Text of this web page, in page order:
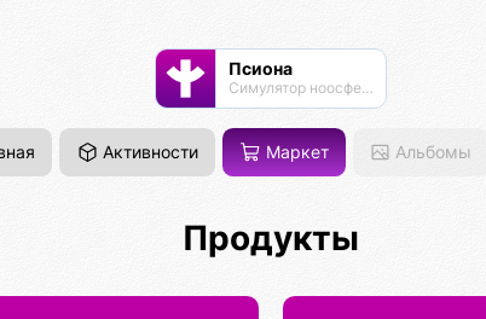
Псиона
Cимулятор ноосферы
Активности Маркет Альбомы
Продукты